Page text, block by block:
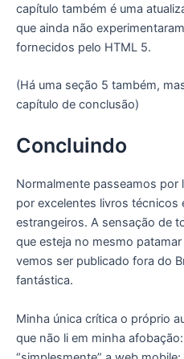
capítulo também é uma
que ainda não
fornecidos pelo HTML 5.
(Há uma seção 5 também,
capítulo de conclusão)
Concluindo
Normalmente passeamos por
por excelentes livros técnicos
estrangeiros. A sensação de
que esteja no mesmo
vemos ser publicado fora do
fantástica.
Minha única crítica o próprio
que não li em minha